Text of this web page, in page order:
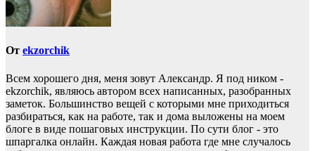
От ekzorchik
Всем хорошего дня, меня зовут Александр. Я под ником -
ekzorchik, являюсь автором всех написанных, разобранных
заметок. Большинство вещей с которыми мне приходиться
разбираться, как на работе, так и дома выложены на моем
блоге в виде пошаговых инструкции. По сути блог - это
шпаргалка онлайн. Каждая новая работа где мне случалось